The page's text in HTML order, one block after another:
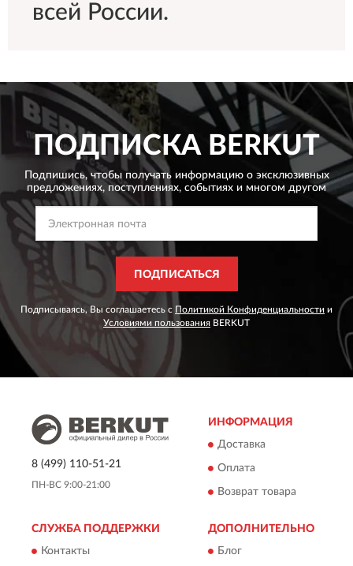
всей России.
ПОДПИСКА BERKUT
Подпишись, чтобы получать информацию о эксклюзивных
предложениях, поступлениях, событиях и многом другом
ПОДПИСАТЬСЯ
Подписываясь, Вы соглашаетесь с Политикой Конфиденциальности и
Условиями пользования BERKUT
8 (499) 110-51-21
ПН-ВС 9:00-21:00
ИНФОРМАЦИЯ
Доставка
Оплата
Возврат товара
СЛУЖБА ПОДДЕРЖКИ
Контакты
ДОПОЛНИТЕЛЬНО
Блог